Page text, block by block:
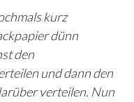
kurz
dünn
den
und dann den
verteilen. Nun